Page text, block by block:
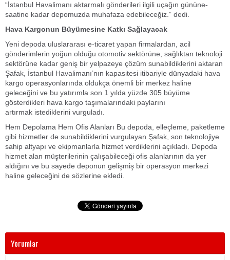
“İstanbul Havalimanı aktarmalı gönderileri ilgili uçağın gününe-
saatine kadar depomuzda muhafaza edebileceğiz.” dedi.
Hava Kargonun Büyümesine Katkı Sağlayacak
Yeni depoda uluslararası e-ticaret yapan firmalardan, acil
gönderimlerin yoğun olduğu otomotiv sektörüne, sağlıktan teknoloji
sektörüne kadar geniş bir yelpazeye çözüm sunabildiklerini aktaran
Şafak, İstanbul Havalimanı’nın kapasitesi itibariyle dünyadaki hava
kargo operasyonlarında oldukça önemli bir merkez haline
geleceğini ve bu yatırımla son 1 yılda yüzde 305 büyüme
gösterdikleri hava kargo taşımalarındaki paylarını
artırmak istediklerini vurguladı.
Hem Depolama Hem Ofis Alanları Bu depoda, elleçleme, paketleme
gibi hizmetler de sunabildiklerini vurgulayan Şafak, son teknolojiye
sahip altyapı ve ekipmanlarla hizmet verdiklerini açıkladı. Depoda
hizmet alan müşterilerinin çalışabileceği ofis alanlarının da yer
aldığını ve bu sayede deponun gelişmiş bir operasyon merkezi
haline geleceğini de sözlerine ekledi.
Yorumlar